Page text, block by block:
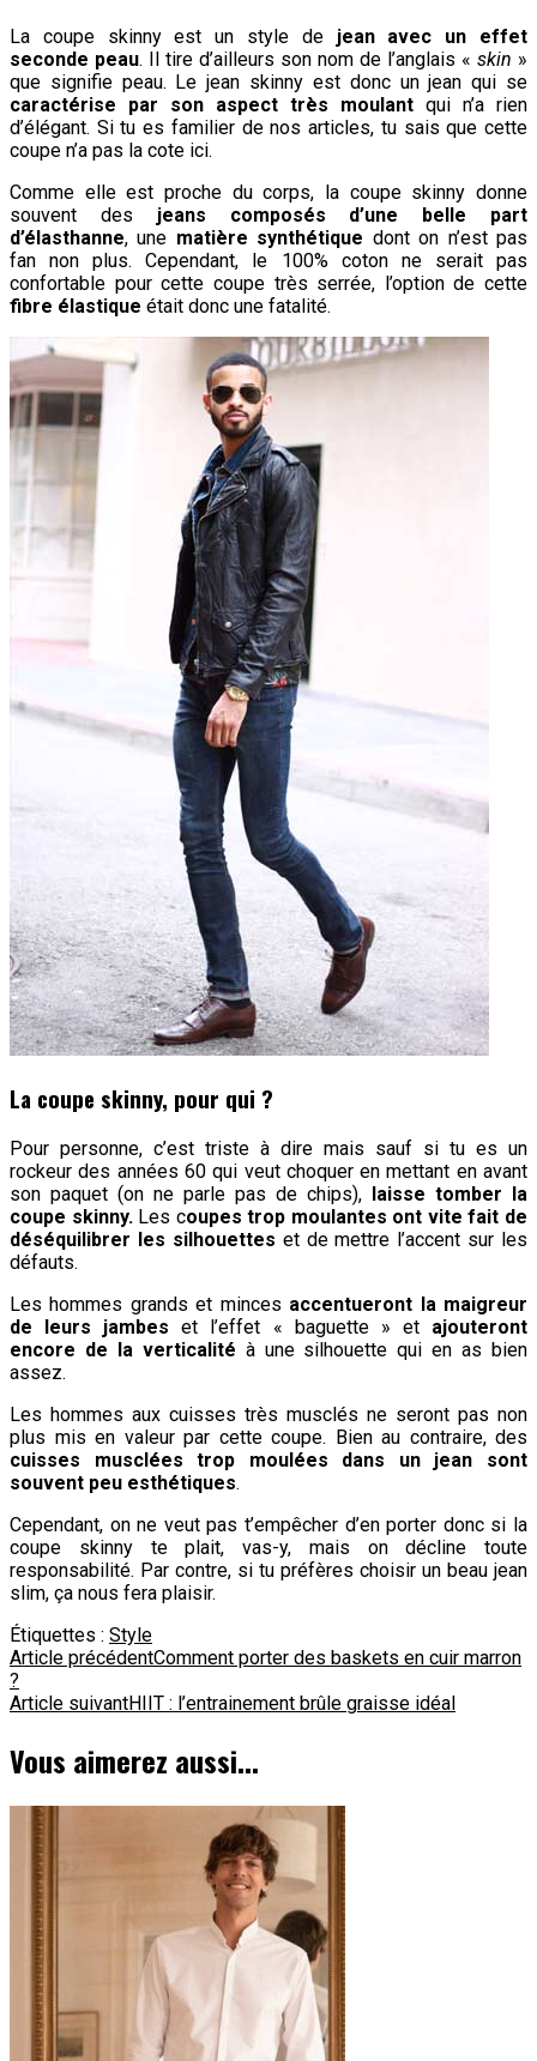
La coupe skinny est un style dejean avec un effet
seconde peau. Il tire d’ailleurs son nom de l’anglais « skin »
que signifie peau. Le jean skinny est donc un jean qui se
caractérise par son aspect très moulant qui n’a rien
d’élégant. Si tu es familier de nos articles, tu sais que cette
coupe n’a pas la cote ici.
Comme elle est proche du corps, la coupe skinny donne
souvent des jeans composés d’une belle part
d’élasthanne, une matière synthétique dont on n’est pas
fan non plus. Cependant, le 100% coton ne serait pas
confortable pour cette coupe très serrée, l’option de cette
fibre élastique était donc une fatalité.
La coupe skinny, pour qui ?
Pour personne, c’est triste à dire mais sauf si tu es un
rockeur des années 60 qui veut choquer en mettant en avant
son paquet (on ne parle pas de chips), laisse tomber la
coupe skinny.Les coupes trop moulantes ont vite fait de
déséquilibrer les silhouettes et de mettre l’accent sur les
défauts.
Les hommes grands et minces accentueront la maigreur
de leurs jambes et l’effet « baguette » et ajouteront
encore de la verticalité à une silhouette qui en as bien
assez.
Les hommes aux cuisses très musclés ne seront pas non
plus mis en valeur par cette coupe. Bien au contraire, des
cuisses musclées trop moulées dans un jean sont
souvent peu esthétiques.
Cependant, on ne veut pas t’empêcher d’en porter donc si la
coupe skinny te plait, vas-y, mais on décline toute
responsabilité. Par contre, si tu préfères choisir un beau jean
slim, ça nous fera plaisir.
Étiquettes : Style
Navigation
d'article
Article précédentComment porter des baskets en cuir marron
?
Article suivantHIIT : l’entrainement brûle graisse idéal
Vous aimerez aussi...